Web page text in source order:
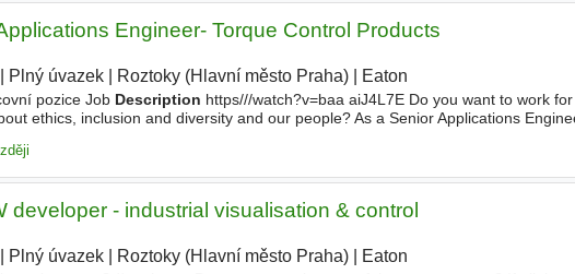
Engineer- Torque Control Products
Plný úvazek| Roztoky (Hlavní město Praha)| Eaton
pozice Job Description https///watch?v=baa aiJ4L7E Do you want to work
ethics, inclusion and diversity and our people? As a Senior Applications
developer - industrial visualisation & control
Plný úvazek| Roztoky (Hlavní město Praha)| Eaton